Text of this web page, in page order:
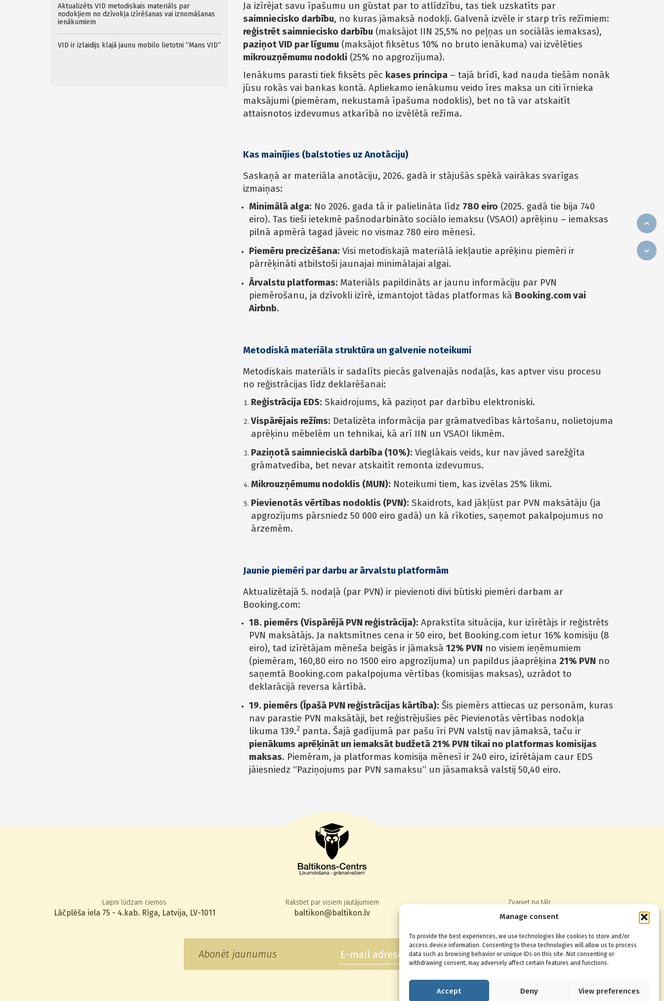
Manage consent
To provide the best experiences, we use technologies like cookies to store and/or
access device information. Consenting to these technologies will allow us to process
data such as browsing behavior or unique IDs on this site. Not consenting or
withdrawing consent, may adversely affect certain features and functions.
Accept Deny View preferences
Ja izīrējat savu īpašumu un gūstat par to atlīdzību, tas tiek uzskatīts par
saimniecisko darbību, no kuras jāmaksā nodokļi. Galvenā izvēle ir starp trīs režīmiem:
reģistrēt saimniecisko darbību (maksājot IIN 25,5% no peļņas un sociālās iemaksas),
paziņot VID par līgumu (maksājot fiksētus 10% no bruto ienākuma) vai izvēlēties
mikrouzņēmumu nodokli (25% no apgrozījuma).
Ienākums parasti tiek fiksēts pēc kases principa – tajā brīdī, kad nauda tiešām nonāk
jūsu rokās vai bankas kontā. Apliekamo ienākumu veido īres maksa un citi īrnieka
maksājumi (piemēram, nekustamā īpašuma nodoklis), bet no tā var atskaitīt
attaisnotos izdevumus atkarībā no izvēlētā režīma.
Kas mainījies (balstoties uz Anotāciju)
Saskaņā ar materiāla anotāciju, 2026. gadā ir stājušās spēkā vairākas svarīgas
izmaiņas:
Minimālā alga: No 2026. gada tā ir palielināta līdz 780 eiro (2025. gadā tie bija 740
eiro). Tas tieši ietekmē pašnodarbināto sociālo iemaksu (VSAOI) aprēķinu – iemaksas
pilnā apmērā tagad jāveic no vismaz 780 eiro mēnesī.
Piemēru precizēšana: Visi metodiskajā materiālā iekļautie aprēķinu piemēri ir
pārrēķināti atbilstoši jaunajai minimālajai algai.
Ārvalstu platformas: Materiāls papildināts ar jaunu informāciju par PVN
piemērošanu, ja dzīvokli izīrē, izmantojot tādas platformas kā Booking.com vai
Airbnb.
Metodiskā materiāla struktūra un galvenie noteikumi
Metodiskais materiāls ir sadalīts piecās galvenajās nodaļās, kas aptver visu procesu
no reģistrācijas līdz deklarēšanai:
Reģistrācija EDS: Skaidrojums, kā paziņot par darbību elektroniski.
Vispārējais režīms: Detalizēta informācija par grāmatvedības kārtošanu, nolietojuma
aprēķinu mēbelēm un tehnikai, kā arī IIN un VSAOI likmēm.
Paziņotā saimnieciskā darbība (10%): Vieglākais veids, kur nav jāved sarežģīta
grāmatvedība, bet nevar atskaitīt remonta izdevumus.
Mikrouzņēmumu nodoklis (MUN): Noteikumi tiem, kas izvēlas 25% likmi.
Pievienotās vērtības nodoklis (PVN): Skaidrots, kad jākļūst par PVN maksātāju (ja
apgrozījums pārsniedz 50 000 eiro gadā) un kā rīkoties, saņemot pakalpojumus no
ārzemēm.
Jaunie piemēri par darbu ar ārvalstu platformām
Aktualizētajā 5. nodaļā (par PVN) ir pievienoti divi būtiski piemēri darbam ar
Booking.com:
18. piemērs (Vispārējā PVN reģistrācija): Aprakstīta situācija, kur izīrētājs ir reģistrēts
PVN maksātājs. Ja naktsmītnes cena ir 50 eiro, bet Booking.com ietur 16% komisiju (8
eiro), tad izīrētājam mēneša beigās ir jāmaksā 12% PVN no visiem ieņēmumiem
(piemēram, 160,80 eiro no 1500 eiro apgrozījuma) un papildus jāaprēķina 21% PVN no
saņemtā Booking.com pakalpojuma vērtības (komisijas maksas), uzrādot to
deklarācijā reversa kārtībā.
19. piemērs (Īpašā PVN reģistrācijas kārtība): Šis piemērs attiecas uz personām, kuras
nav parastie PVN maksātāji, bet reģistrējušies pēc Pievienotās vērtības nodokļa
likuma 139.2 panta. Šajā gadījumā par pašu īri PVN valstij nav jāmaksā, taču ir
pienākums aprēķināt un iemaksāt budžetā 21% PVN tikai no platformas komisijas
maksas. Piemēram, ja platformas komisija mēnesī ir 240 eiro, izīrētājam caur EDS
jāiesniedz “Paziņojums par PVN samaksu” un jāsamaksā valstij 50,40 eiro.
Aktualizēts VID metodiskais materiāls par
nodokļiem no dzīvokļa izīrēšanas vai iznomāšanas
ienākumiem
VID ir izlaidijs klajā jaunu mobilo lietotni “Mans VID”
Laipni lūdzam ciemos
Lāčplēša iela 75 - 4.kab. Rīga, Latvija, LV-1011
Rakstiet par visiem jautājumiem
baltikon@baltikon.lv
Zvaniet pa tālr.
+371 67014123,22830080
Abonēt jaunumus